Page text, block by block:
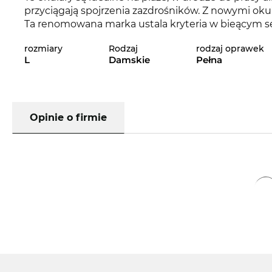
przyciągają spojrzenia zazdrośników. Z nowymi
Ta renomowana marka ustala kryteria w bieącym
Wyraziste linie nadają klasycznemu wyrazowi
się obowiązkowym dodatkiem każdejkobiety .
dostępne. Niesamowicie korzystna cena
sklepie online stale oferujemy produkty w niskich
rozmiary
L
Rodzaj
Damskie
rodzaj oprawek
Pełna
Opinie o firmie